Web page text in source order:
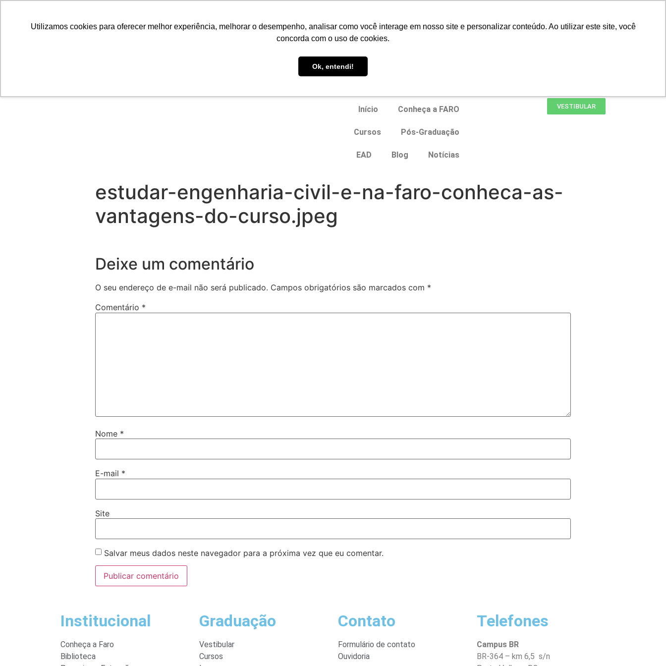
Utilizamos cookies para oferecer melhor experiência, melhorar o desempenho, analisar como você interage em nosso site e personalizar conteúdo. Ao utilizar este site, você
concorda com o uso de cookies.
Ok, entendi!
Início Conheça a FARO
Cursos Pós-Graduação
EAD Blog Notícias
VESTIBULAR
estudar-engenharia-civil-e-na-faro-conheca-as-
vantagens-do-curso.jpeg
Deixe um comentário
O seu endereço de e-mail não será publicado. Campos obrigatórios são marcados com *
Comentário *
Nome *
E-mail *
Site
Salvar meus dados neste navegador para a próxima vez que eu comentar.
Institucional
Conheça a Faro
Biblioteca
Graduação
Vestibular
Cursos
Contato
Formulário de contato
Ouvidoria
Telefones
Campus BR
BR-364 – km 6,5 s/n